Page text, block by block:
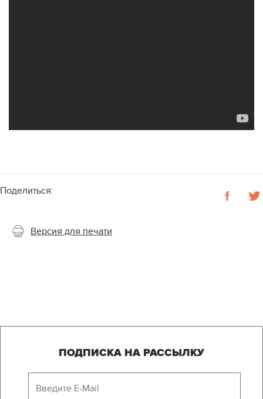
Поделиться:
Версия для печати
ПОДПИСКА НА РАССЫЛКУ